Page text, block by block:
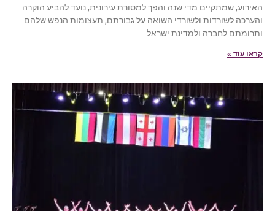
האירוע, שמתקיים מדי שנה והפך למסורת עירונית, נועד להביע הוקרה
והערכה לשורדות ולשורדי השואה על גבורתם, תעצומות הנפש שלהם
ותרומתם לחברה ולמדינת ישראל
קראו עוד »